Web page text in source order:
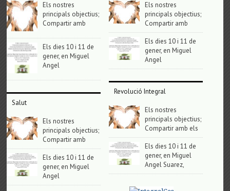
Els nostres
principals objectius;
Compartir amb
Els dies 10 i 11 de
gener, en Miguel
Angel
Salut
Els nostres
principals objectius;
Compartir amb
Els dies 10 i 11 de
gener, en Miguel
Angel
Els nostres
principals objectius;
Compartir amb
Els dies 10 i 11 de
gener, en Miguel
Angel
Revolució Integral
Els nostres
principals objectius;
Compartir amb els
Els dies 10 i 11 de
gener, en Miguel
Angel Suarez,